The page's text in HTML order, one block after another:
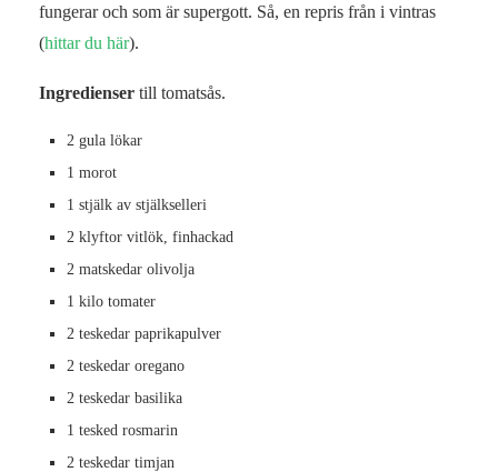
fungerar och som är supergott. Så, en repris från i vintras
(hittar du här).
Ingredienser till tomatsås.
2 gula lökar
1 morot
1 stjälk av stjälkselleri
2 klyftor vitlök, finhackad
2 matskedar olivolja
1 kilo tomater
2 teskedar paprikapulver
2 teskedar oregano
2 teskedar basilika
1 tesked rosmarin
2 teskedar timjan